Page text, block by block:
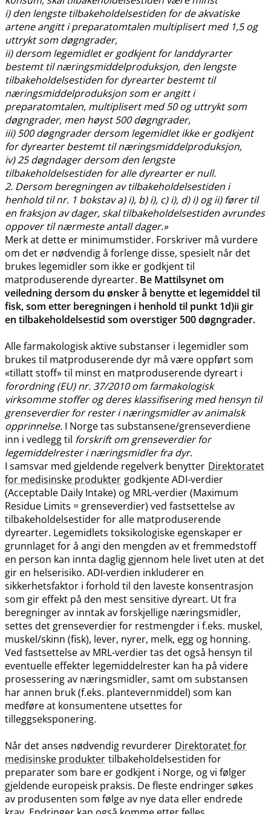
i) den lengste tilbakeholdelsestiden for de akvatiske
artene angitt i preparatomtalen multiplisert med 1,5 og
uttrykt som døgngrader,
ii) dersom legemidlet er godkjent for landdyrarter
bestemt til næringsmiddelproduksjon, den lengste
tilbakeholdelsestiden for dyrearter bestemt til
næringsmiddelproduksjon som er angitt i
preparatomtalen, multiplisert med 50 og uttrykt som
døgngrader, men høyst 500 døgngrader,
iii) 500 døgngrader dersom legemidlet ikke er godkjent
for dyrearter bestemt til næringsmiddelproduksjon,
iv) 25 døgndager dersom den lengste
tilbakeholdelsestiden for alle dyrearter er null.
2. Dersom beregningen av tilbakeholdelsestiden i
henhold til nr. 1 bokstav a) i), b) i), c) i), d) i) og ii) fører til
en fraksjon av dager, skal tilbakeholdelsestiden avrundes
oppover til nærmeste antall dager.»
Merk at dette er minimumstider. Forskriver må vurdere
om det er nødvendig å forlenge disse, spesielt når det
brukes legemidler som ikke er godkjent til
matproduserende dyrearter. Be Mattilsynet om
veiledning dersom du ønsker å benytte et legemiddel til
fisk, som etter beregningen i henhold til punkt 1d)ii gir
en tilbakeholdelsestid som overstiger 500 døgngrader.
Alle farmakologisk aktive substanser i legemidler som
brukes til matproduserende dyr må være oppført som
«tillatt stoff» til minst en matproduserende dyreart i
forordning (EU) nr. 37/2010 om farmakologisk
virksomme stoffer og deres klassifisering med hensyn til
grenseverdier for rester i næringsmidler av animalsk
opprinnelse. I Norge tas substansene​/​grenseverdiene
inn i vedlegg til forskrift om grenseverdier for
legemiddelrester i næringsmidler fra dyr.
I samsvar med gjeldende regelverk benytter Direktoratet
for medisinske produkter godkjente ADI-verdier
(Acceptable Daily Intake) og MRL-verdier (Maximum
Residue Limits = grenseverdier) ved fastsettelse av
tilbakeholdelsestider for alle matproduserende
dyrearter. Legemidlets toksikologiske egenskaper er
grunnlaget for å angi den mengden av et fremmedstoff
en person kan innta daglig gjennom hele livet uten at det
gir en helserisiko. ADI-verdien inkluderer en
sikkerhetsfaktor i forhold til den laveste konsentrasjon
som gir effekt på den mest sensitive dyreart. Ut fra
beregninger av inntak av forskjellige næringsmidler,
settes det grenseverdier for restmengder i f.eks. muskel,
muskel​/​skinn (fisk), lever, nyrer, melk, egg og honning.
Ved fastsettelse av MRL-verdier tas det også hensyn til
eventuelle effekter legemiddelrester kan ha på videre
prosessering av næringsmidler, samt om substansen
har annen bruk (f.eks. plantevernmiddel) som kan
medføre at konsumentene utsettes for
tilleggseksponering.
Når det anses nødvendig revurderer Direktoratet for
medisinske produkter tilbakeholdelsestiden for
preparater som bare er godkjent i Norge, og vi følger
gjeldende europeisk praksis. De fleste endringer søkes
av produsenten som følge av nye data eller endrede